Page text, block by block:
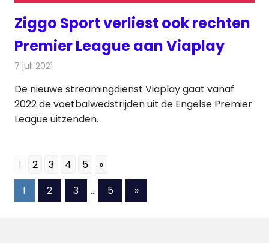
Ziggo Sport verliest ook rechten
Premier League aan Viaplay
7 juli 2021
De nieuwe streamingdienst Viaplay gaat vanaf
2022 de voetbalwedstrijden uit de Engelse Premier
League uitzenden.
1 2 3 4 5 »
Berichten
1 2 3 … 5
Volgende
berichten
»